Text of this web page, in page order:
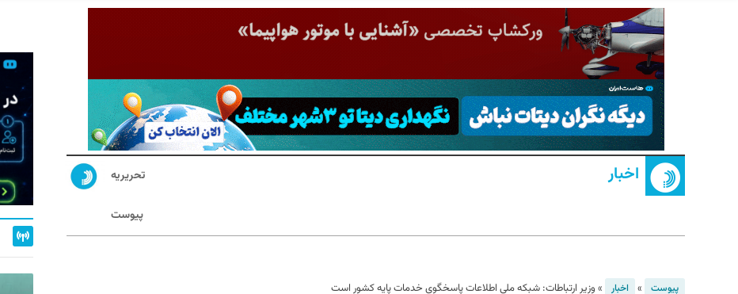
اخبار تحریریه
پیوست
پیوست » اخبار » وزیر ارتباطات: شبکه ملی اطلاعات پاسخگوی خدمات پایه کشور است